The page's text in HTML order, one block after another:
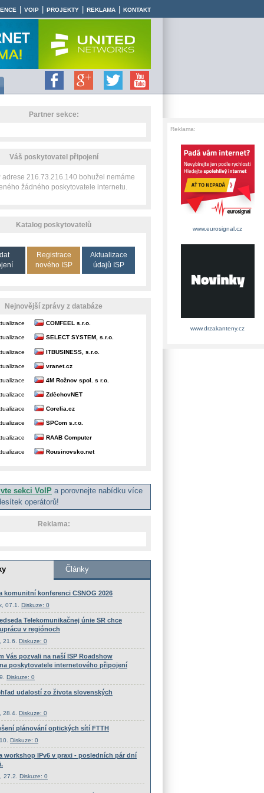
VOIP PROJEKTY REKLAMA KONTAKT
Partner sekce:
Váš poskytovatel připojení
adrese 216.73.216.140 bohužel nemáme
žádného poskytovatele internetu.
Katalog poskytovatelů
Registrace
nového ISP
Aktualizace
údajů ISP
Nejnovější zprávy z databáze
COMFEEL s.r.o.
SELECT SYSTEM, s.r.o.
ITBUSINESS, s.r.o.
vranet.cz
4M Rožnov spol. s r.o.
ZděchovNET
Corelia.cz
SPCom s.r.o.
RAAB Computer
Rousinovsko.net
sekci VoIP a porovnejte nabídku více
operátorů!
Reklama:
Reklama:
www.eurosignal.cz
www.drzakanteny.cz